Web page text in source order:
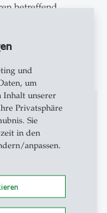
und
um
Inhalt unserer
Privatsphäre
Sie
in den
anpassen.
betreffend
Zulassung zur
und der
Bern
EDK am